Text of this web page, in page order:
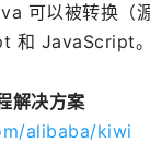
可以被转换（
和 JavaScript。
解决方案
alibaba/kiwi